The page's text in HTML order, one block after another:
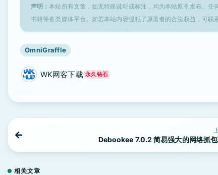
声明：本站所有文章，如无特殊说明或标注，均为本站原创发布。
书籍等各类媒体平台。如若本站内容侵犯了原著者的合法权益，可联
OmniGraffle
WK网客下载 永久钻石
Debookee 7.0.2 简易强大的网络抓
相关文章